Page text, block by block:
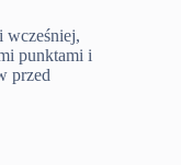
wcześniej,
punktami i
przed